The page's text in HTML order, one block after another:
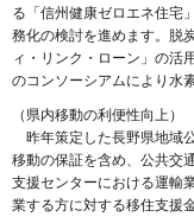
る「信州健康ゼロエネ住宅
務化の検討を進めます。脱
ィ・リンク・ローン」の活
のコンソーシアムにより水
（県内移動の利便性向上）
昨年策定した長野県地域
移動の保証を含め、公共交
支援センターにおける運輸
業する方に対する移住支援